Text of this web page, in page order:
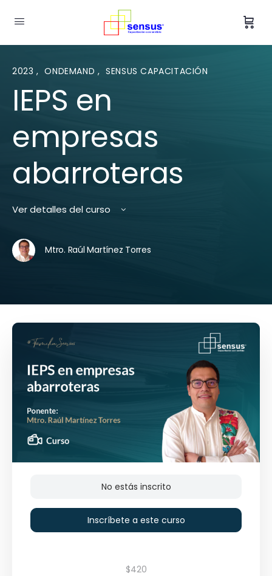
2023, ONDEMAND , SENSUS CAPACITACIÓN
IEPS en
empresas
abarroteras
Ver detalles del curso
Mtro. Raúl Martínez Torres
No estás inscrito
Inscríbete a este curso
$420